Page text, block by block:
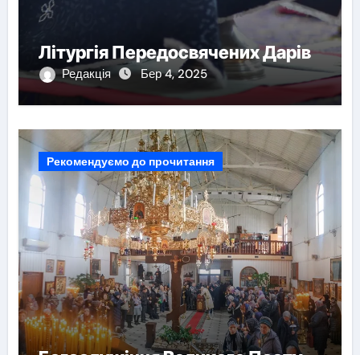
Літургія Передосвячених Дарів
Редакція Бер 4, 2025
Рекомендуємо до прочитання